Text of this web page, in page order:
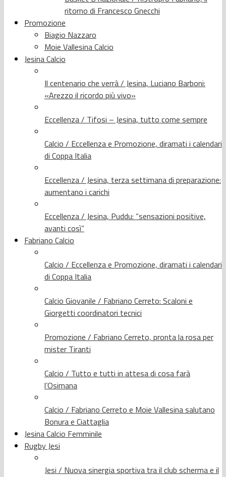
ritorno di Francesco Gnecchi
Promozione
Biagio Nazzaro
Moie Vallesina Calcio
Jesina Calcio
Il centenario che verrà / Jesina, Luciano Barboni:
«Arezzo il ricordo più vivo»
Eccellenza / Tifosi – Jesina, tutto come sempre
Calcio / Eccellenza e Promozione, diramati i calendari
di Coppa Italia
Eccellenza / Jesina, terza settimana di preparazione:
aumentano i carichi
Eccellenza / Jesina, Puddu: “sensazioni positive,
avanti così”
Fabriano Calcio
Calcio / Eccellenza e Promozione, diramati i calendari
di Coppa Italia
Calcio Giovanile / Fabriano Cerreto: Scaloni e
Giorgetti coordinatori tecnici
Promozione / Fabriano Cerreto, pronta la rosa per
mister Tiranti
Calcio / Tutto e tutti in attesa di cosa farà
l’Osimana
Calcio / Fabriano Cerreto e Moie Vallesina salutano
Bonura e Ciattaglia
Jesina Calcio Femminile
Rugby Jesi
Jesi / Nuova sinergia sportiva tra il club scherma e il